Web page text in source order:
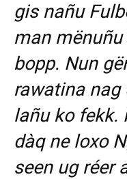
gis nañu
man
bopp. Nun
rawatina nag
lañu ko fekk.
dàq ne loxo
seen ug réer